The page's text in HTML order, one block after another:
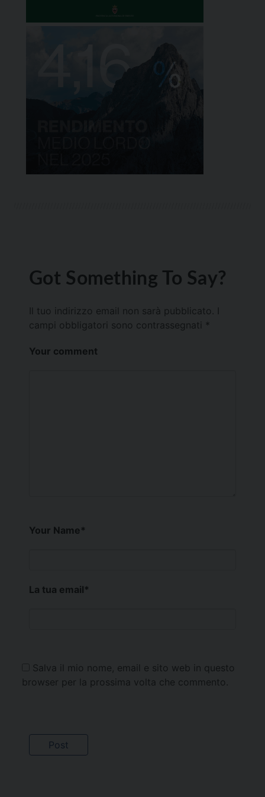
Got Something To Say?
Il tuo indirizzo email non sarà pubblicato.
campi obbligatori sono contrassegnati *
Your comment
Your Name*
La tua email*
Salva il mio nome, email e sito web in questo
browser per la prossima volta che commento.